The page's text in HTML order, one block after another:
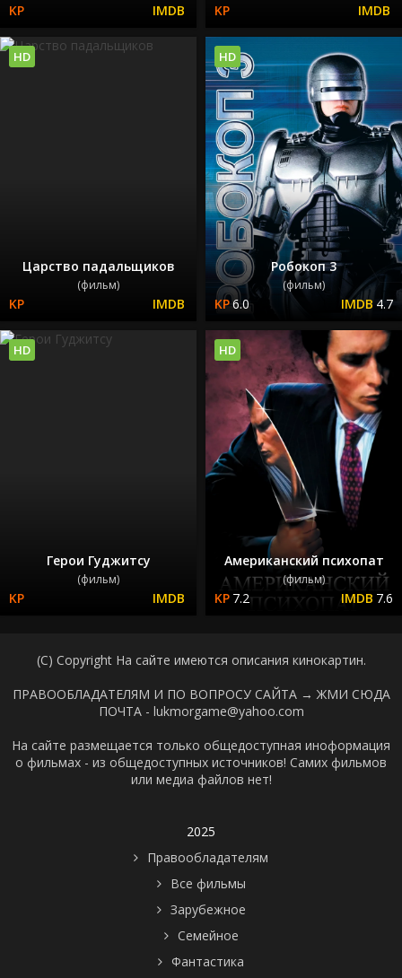
Царство падальщиков
(фильм)
HD
Робокоп 3
(фильм)
6.0 4.7
HD
Герои Гуджитсу
(фильм)
HD
Американский психопат
(фильм)
7.2 7.6
HD
(C) Copyright На сайте имеются описания кинокартин.
ПРАВООБЛАДАТЕЛЯМ И ПО ВОПРОСУ САЙТА → ЖМИ СЮДА
ПОЧТА - lukmorgame@yahoo.com
На сайте размещается только общедоступная иноформация
о фильмах - из общедоступных источников! Самих фильмов
или медиа файлов нет!
2025
Правообладателям
Все фильмы
Зарубежное
Семейное
Фантастика